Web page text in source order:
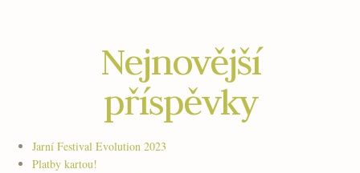
Nejnovější
příspěvky
Jarní Festival Evolution 2023
Platby kartou!